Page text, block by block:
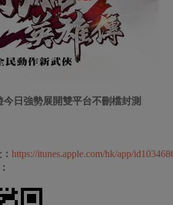
今日強勢展開雙平台不刪檔封測
https://itunes.apple.com/hk/app/